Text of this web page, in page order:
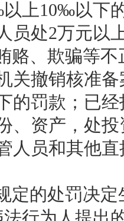
上10‰以下
员处2万元以
、欺骗等不
关撤销核准
罚款；已经
、资产，处
人员和其他
的处罚决定